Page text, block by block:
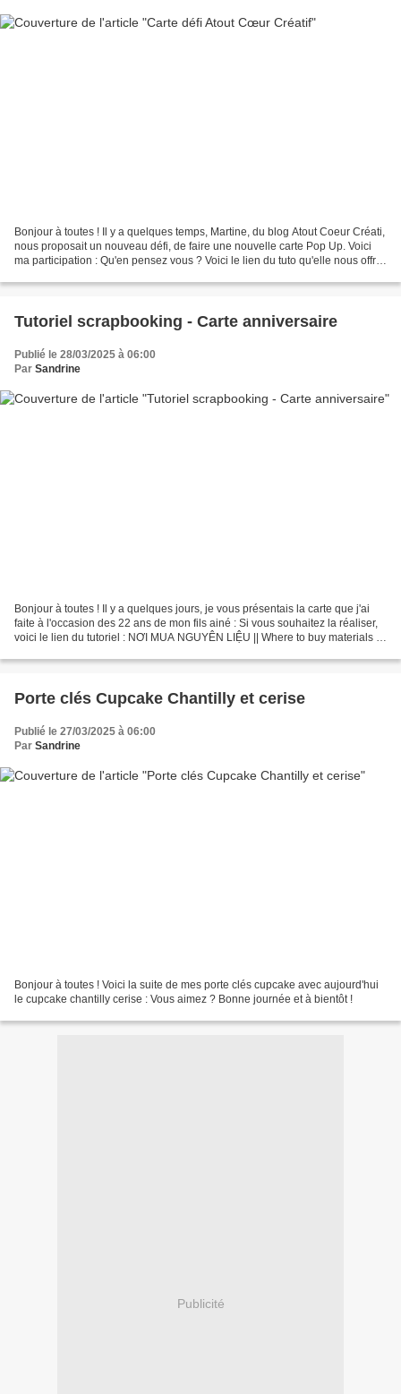
Bonjour à toutes ! Il y a quelques temps, Martine, du blog Atout Coeur Créati,
nous proposait un nouveau défi, de faire une nouvelle carte Pop Up. Voici
ma participation : Qu'en pensez vous ? Voici le lien du tuto qu'elle nous offre
Tutoriel scrapbooking - Carte anniversaire
Publié le 28/03/2025 à 06:00
Par Sandrine
Bonjour à toutes ! Il y a quelques jours, je vous présentais la carte que j'ai
faite à l'occasion des 22 ans de mon fils ainé : Si vous souhaitez la réaliser,
voici le lien du tutoriel : NƠI MUA NGUYÊN LIỆU || Where to buy materials ||
Porte clés Cupcake Chantilly et cerise
Publié le 27/03/2025 à 06:00
Par Sandrine
Bonjour à toutes ! Voici la suite de mes porte clés cupcake avec aujourd'hui
le cupcake chantilly cerise : Vous aimez ? Bonne journée et à bientôt !
Publicité